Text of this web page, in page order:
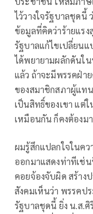
ไว้วางใจรัฐบาลชุดนี้
ข้อมูลที่คิดว่าร้ายแรง
รัฐบาลแก้ไขเปลี่ยนแ
ได้พยายามผลักดันใน
แล้ว ถ้าจะมีพรรคฝ่า
ของสมาชิกสภาผู้แท
เป็นสิทธิ์ของเขา แต่
เหมือนกัน ก็คงต้องม
ผมรู้สึกแปลกใจในค
ออกมาแสดงท่าทีเช่
คอยจ้องจับผิด สร้าง
สังคมเห็นว่า พรรคป
รัฐบาลชุดนี้ ยิ่ง น.ส.